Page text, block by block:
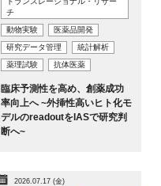
チ
動物実験
医薬品開発
研究データ管理
統計解析
薬理試験
抗体医薬
臨床予測性を高め、創薬成功
率向上へ ~外挿性高いヒト化モ
デルのreadoutをIASで研究判
断へ~
2026.07.17 (金)